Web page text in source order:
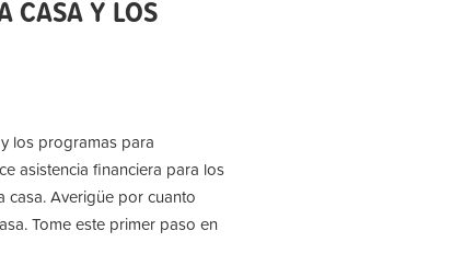
CASA Y LOS
los programas para
asistencia financiera para los
Averigüe por cuanto
Tome este primer paso en